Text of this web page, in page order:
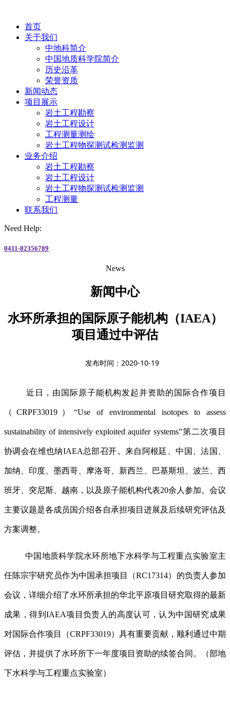
首页
关于我们
中地科简介
中国地质科学院简介
历史沿革
荣誉资质
新闻动态
项目展示
岩土工程勘察
岩土工程设计
工程测量测绘
岩土工程物探测试检测监测
业务介绍
岩土工程勘察
岩土工程设计
岩土工程物探测试检测监测
工程测量
联系我们
Need Help:
0411-82356789
News
新闻中心
水环所承担的国际原子能机构（IAEA）
项目通过中评估
发布时间：2020-10-19
近日，由国际原子能机构发起并资助的国际合作项目
（ CRPF33019 ）“Use of environmental isotopes to assess
sustainability of intensively exploited aquifer systems”第二次项目
协调会在维也纳IAEA总部召开。来自阿根廷、中国、法国、
加纳、印度、墨西哥、摩洛哥、新西兰、巴基斯坦、波兰、西
班牙、突尼斯、越南，以及原子能机构代表20余人参加。会议
主要议题是各成员国介绍各自承担项目进展及后续研究评估及
方案调整。
中国地质科学院水环所地下水科学与工程重点实验室主
任陈宗宇研究员作为中国承担项目（RC17314）的负责人参加
会议，详细介绍了水环所承担的华北平原项目研究取得的最新
成果，得到 IAEA项目负责人的高度认可，认为中国研究成果
对国际合作项目（CRPF33019）具有重要贡献，顺利通过中期
评估，并提供了水环所下一年度项目资助的续签合同。（部地
下水科学与工程重点实验室）